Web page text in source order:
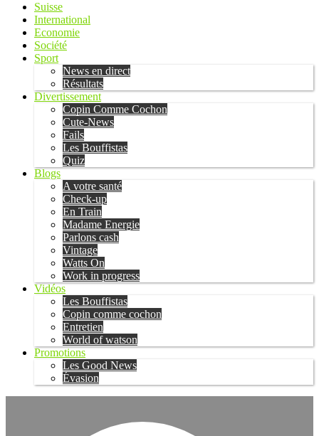
Suisse
International
Economie
Société
Sport
News en direct
Résultats
Divertissement
Copin Comme Cochon
Cute-News
Fails
Les Bouffistas
Quiz
Blogs
A votre santé
Check-up
En Train
Madame Energie
Parlons cash
Vintage
Watts On
Work in progress
Vidéos
Les Bouffistas
Copin comme cochon
Entretien
World of watson
Promotions
Les Good News
Évasion